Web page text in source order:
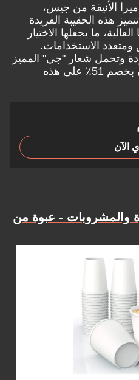
الأنيقة من جيس،
هذه الحقيبة الفريدة
ما يجعلها الاختيار
ومتعدد الاستخدامات.
وتحمل شعار "جي" المميز
للعلامة التجارية، استمتع الآن بخصم 51٪ على هذه
الآن
والمشروبات - عبوة من